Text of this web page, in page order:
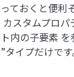
ておくと便利
カスタムプロパ
内の子要素
タイプだけです